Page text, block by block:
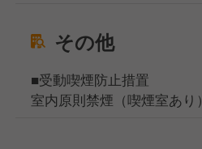
その他
■受動喫煙防止措置
室内原則禁煙（喫煙室あり）